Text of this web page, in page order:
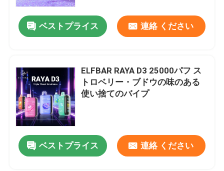
ベストプライス 連絡 ください
ELFBAR RAYA D3 25000パフ ス
トロベリー・ブドウの味のある
使い捨てのバイプ
ベストプライス 連絡 ください